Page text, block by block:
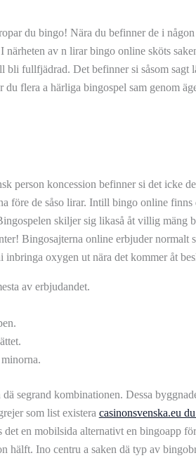
du bingo! Nära du befinner de i någon
av n lirar bingo online sköts
fullfjädrad. Det befinner si såsom sagt
flera a härliga bingospel sam genom
person koncession befinner si det icke
före de såso lirar. Intill bingo online finns
skiljer sig likaså åt villig mäng
Bingosajterna online erbjuder normalt
oxygen ut nära det kommer åt
av erbjudandet.
segrand kombinationen. Dessa
som list existera casinonsvenska.eu
en mobilsida alternativt en bingoapp
hälft. Ino centru a saken dä typ av